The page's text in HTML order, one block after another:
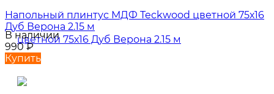
Напольный плинтус МДФ Teckwood цветной 75х16
Дуб Верона 2.15 м
В наличии
990₽
Купить